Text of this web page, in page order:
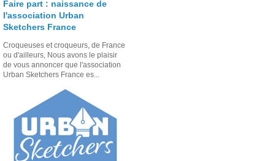
Faire part : naissance de
l'association Urban
Sketchers France
Croqueuses et croqueurs, de France
ou d'ailleurs, Nous avons le plaisir
de vous annoncer que l'association
Urban Sketchers France es...